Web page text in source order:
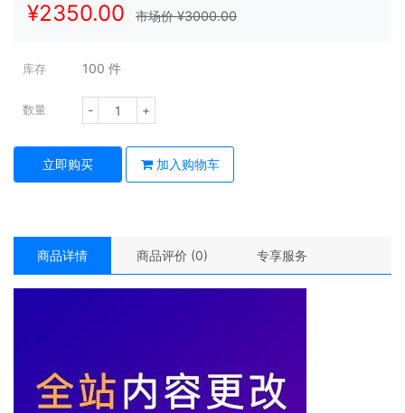
¥2350.00 市场价 ¥3000.00
库存 100 件
数量 - +
立即购买 加入购物车
商品详情 商品评价 (0) 专享服务